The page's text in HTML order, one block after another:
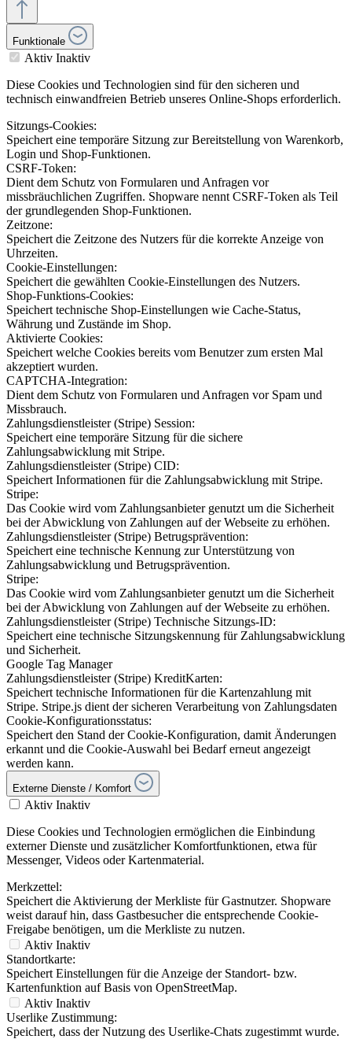
Funktionale
Aktiv Inaktiv
Diese Cookies und Technologien sind für den sicheren und
technisch einwandfreien Betrieb unseres Online-Shops erforderlich.
Sitzungs-Cookies:
Speichert eine temporäre Sitzung zur Bereitstellung von Warenkorb,
Login und Shop-Funktionen.
CSRF-Token:
Dient dem Schutz von Formularen und Anfragen vor
missbräuchlichen Zugriffen. Shopware nennt CSRF-Token als Teil
der grundlegenden Shop-Funktionen.
Zeitzone:
Speichert die Zeitzone des Nutzers für die korrekte Anzeige von
Uhrzeiten.
Cookie-Einstellungen:
Speichert die gewählten Cookie-Einstellungen des Nutzers.
Shop-Funktions-Cookies:
Speichert technische Shop-Einstellungen wie Cache-Status,
Währung und Zustände im Shop.
Aktivierte Cookies:
Speichert welche Cookies bereits vom Benutzer zum ersten Mal
akzeptiert wurden.
CAPTCHA-Integration:
Dient dem Schutz von Formularen und Anfragen vor Spam und
Missbrauch.
Zahlungsdienstleister (Stripe) Session:
Speichert eine temporäre Sitzung für die sichere
Zahlungsabwicklung mit Stripe.
Zahlungsdienstleister (Stripe) CID:
Speichert Informationen für die Zahlungsabwicklung mit Stripe.
Stripe:
Das Cookie wird vom Zahlungsanbieter genutzt um die Sicherheit
bei der Abwicklung von Zahlungen auf der Webseite zu erhöhen.
Zahlungsdienstleister (Stripe) Betrugsprävention:
Speichert eine technische Kennung zur Unterstützung von
Zahlungsabwicklung und Betrugsprävention.
Stripe:
Das Cookie wird vom Zahlungsanbieter genutzt um die Sicherheit
bei der Abwicklung von Zahlungen auf der Webseite zu erhöhen.
Zahlungsdienstleister (Stripe) Technische Sitzungs-ID:
Speichert eine technische Sitzungskennung für Zahlungsabwicklung
und Sicherheit.
Google Tag Manager
Zahlungsdienstleister (Stripe) KreditKarten:
Speichert technische Informationen für die Kartenzahlung mit
Stripe. Stripe.js dient der sicheren Verarbeitung von Zahlungsdaten
Cookie-Konfigurationsstatus:
Speichert den Stand der Cookie-Konfiguration, damit Änderungen
erkannt und die Cookie-Auswahl bei Bedarf erneut angezeigt
werden kann.
Externe Dienste / Komfort
Aktiv Inaktiv
Diese Cookies und Technologien ermöglichen die Einbindung
externer Dienste und zusätzlicher Komfortfunktionen, etwa für
Messenger, Videos oder Kartenmaterial.
Merkzettel:
Speichert die Aktivierung der Merkliste für Gastnutzer. Shopware
weist darauf hin, dass Gastbesucher die entsprechende Cookie-
Freigabe benötigen, um die Merkliste zu nutzen.
Aktiv Inaktiv
Standortkarte:
Speichert Einstellungen für die Anzeige der Standort- bzw.
Kartenfunktion auf Basis von OpenStreetMap.
Aktiv Inaktiv
Userlike Zustimmung:
Speichert, dass der Nutzung des Userlike-Chats zugestimmt wurde.